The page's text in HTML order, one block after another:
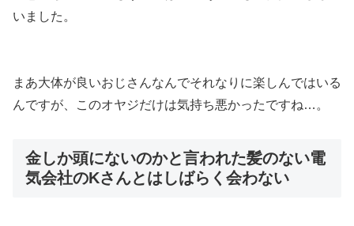
いました。
まあ大体が良いおじさんなんでそれなりに楽しんではいる
んですが、このオヤジだけは気持ち悪かったですね…。
金しか頭にないのかと言われた髪のない電
気会社のKさんとはしばらく会わない